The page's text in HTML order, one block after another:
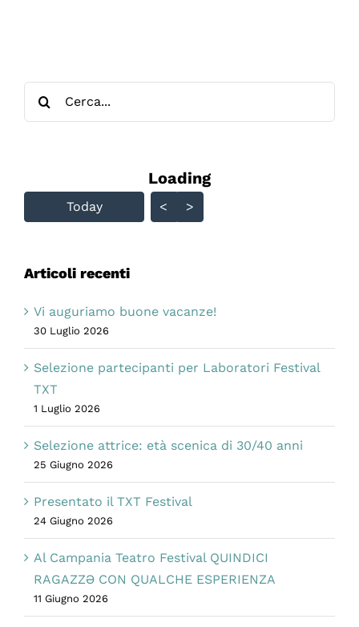
Skip Calendar
Loading - current view is
Loading
Today < >
Articoli recenti
Vi auguriamo buone vacanze!
30 Luglio 2026
Selezione partecipanti per Laboratori Festival
TXT
1 Luglio 2026
Selezione attrice: età scenica di 30/40 anni
25 Giugno 2026
Presentato il TXT Festival
24 Giugno 2026
Al Campania Teatro Festival QUINDICI
RAGAZZƏ CON QUALCHE ESPERIENZA
11 Giugno 2026